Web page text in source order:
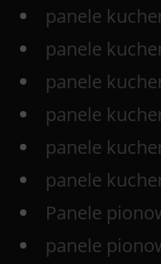
panele
panele
panele
panele
panele
panele
Panele
panele